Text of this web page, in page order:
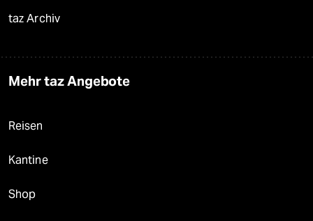
taz Archiv
Mehr taz Angebote
Reisen
Kantine
Shop